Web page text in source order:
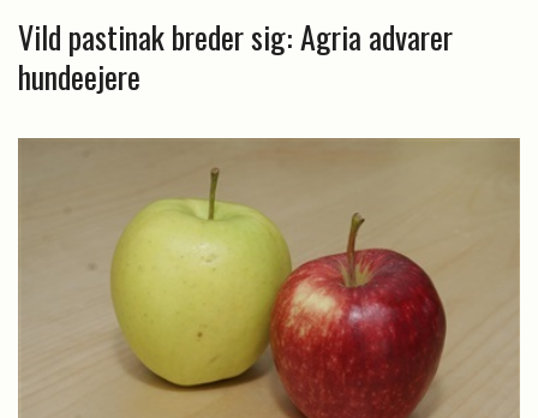
Vild pastinak breder sig: Agria advarer
hundeejere